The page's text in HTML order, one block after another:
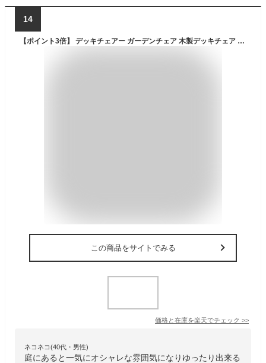
14
【ポイント3倍】 デッキチェアー ガーデンチェア 木製デッキチェア ウッドチェア オイル加工 オイルフィニッシュ 折り畳み式 チェアのみの販売 屋外 屋内 チェア ワークチェア ピカイチチェア 新生活
この商品をサイトでみる
価格と在庫を楽天でチェック >>
ネコネコ(40代・男性)
庭にあると一気にオシャレな雰囲気になりゆったり出来る